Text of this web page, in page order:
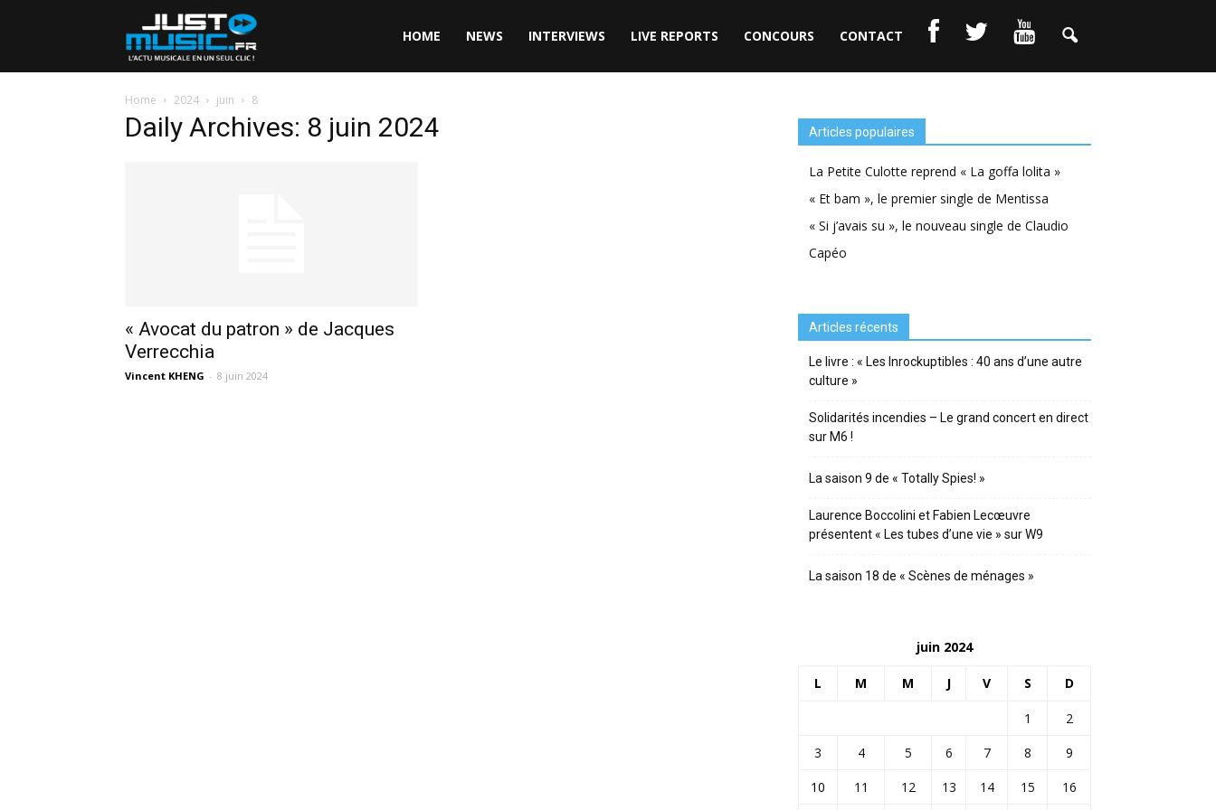
HOME NEWS INTERVIEWS LIVE REPORTS CONCOURS CONTACT
Home 2024 juin 8
Daily Archives: 8 juin 2024
« Avocat du patron » de Jacques
Verrecchia
Vincent KHENG - 8 juin 2024
Articles populaires
La Petite Culotte reprend « La goffa lolita »
« Et bam », le premier single de Mentissa
« Si j’avais su », le nouveau single de Claudio
Capéo
Articles récents
Le livre : « Les Inrockuptibles : 40 ans d’une autre
culture »
Solidarités incendies – Le grand concert en direct
sur M6 !
La saison 9 de « Totally Spies! »
Laurence Boccolini et Fabien Lecœuvre
présentent « Les tubes d’une vie » sur W9
La saison 18 de « Scènes de ménages »
juin 2024
L M M J V S D
1
2
3
4 5 6 7 8
9
10
11 12 13 14 15 16